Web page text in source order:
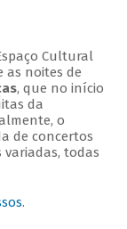
Cultural
as noites de
, que no início
da
o
de concertos
todas
.